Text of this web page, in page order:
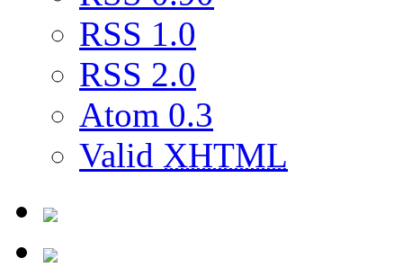
RSS 1.0
RSS 2.0
Atom 0.3
Valid XHTML